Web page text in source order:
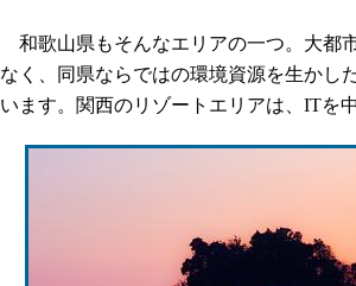
和歌山県もそんなエリアの一つ。大都
なく、同県ならではの環境資源を生かし
います。関西のリゾートエリアは、ITを